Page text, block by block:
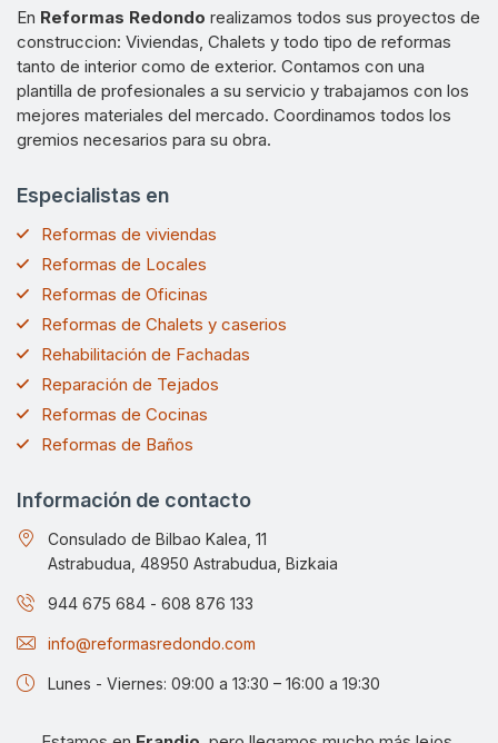
En Reformas Redondo realizamos todos sus proyectos de
construccion: Viviendas, Chalets y todo tipo de reformas
tanto de interior como de exterior. Contamos con una
plantilla de profesionales a su servicio y trabajamos con los
mejores materiales del mercado. Coordinamos todos los
gremios necesarios para su obra.
Especialistas en
Reformas de viviendas
Reformas de Locales
Reformas de Oficinas
Reformas de Chalets y caserios
Rehabilitación de Fachadas
Reparación de Tejados
Reformas de Cocinas
Reformas de Baños
Información de contacto
Consulado de Bilbao Kalea, 11
Astrabudua, 48950 Astrabudua, Bizkaia
944 675 684 - 608 876 133
info@reformasredondo.com
Lunes - Viernes: 09:00 a 13:30 – 16:00 a 19:30